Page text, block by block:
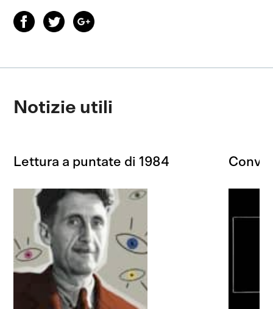
Notizie utili
Lettura a puntate di 1984